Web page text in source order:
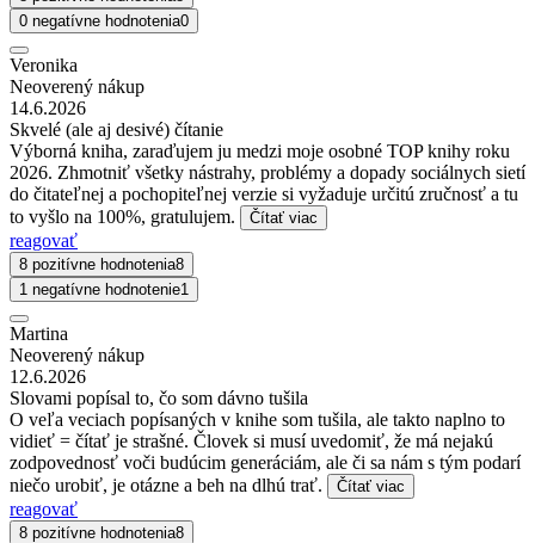
0 negatívne hodnotenia0
Veronika
Neoverený nákup
14.6.2026
Skvelé (ale aj desivé) čítanie
Výborná kniha, zaraďujem ju medzi moje osobné TOP knihy roku
2026. Zhmotniť všetky nástrahy, problémy a dopady sociálnych sietí
do čitateľnej a pochopiteľnej verzie si vyžaduje určitú zručnosť a tu
to vyšlo na 100%, gratulujem.
Čítať viac
reagovať
8 pozitívne hodnotenia8
1 negatívne hodnotenie1
Martina
Neoverený nákup
12.6.2026
Slovami popísal to, čo som dávno tušila
O veľa veciach popísaných v knihe som tušila, ale takto naplno to
vidieť = čítať je strašné. Človek si musí uvedomiť, že má nejakú
zodpovednosť voči budúcim generáciám, ale či sa nám s tým podarí
niečo urobiť, je otázne a beh na dlhú trať.
Čítať viac
reagovať
8 pozitívne hodnotenia8